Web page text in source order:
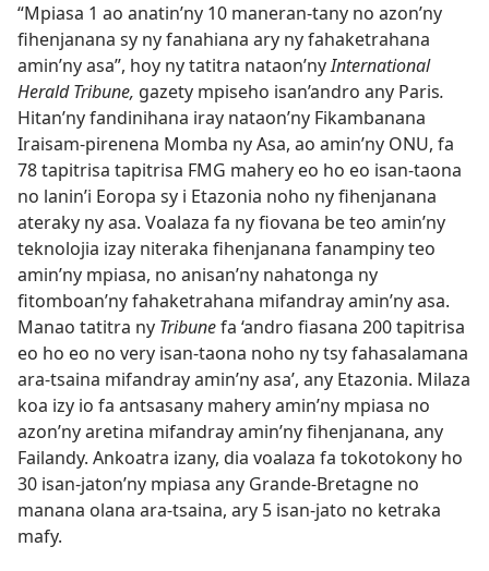
“Mpiasa 1 ao anatin’ny 10 maneran-tany no azon’ny
fihenjanana sy ny fanahiana ary ny fahaketrahana
amin’ny asa”, hoy ny tatitra nataon’nyInternational
Herald Tribune, gazety mpiseho isan’andro any Paris.
Hitan’ny fandinihana iray nataon’ny Fikambanana
Iraisam-pirenena Momba ny Asa, ao amin’ny ONU, fa
78 tapitrisa tapitrisa FMG mahery eo ho eo isan-taona
no lanin’i Eoropa sy i Etazonia noho ny fihenjanana
ateraky ny asa. Voalaza fa ny fiovana be teo amin’ny
teknolojia izay niteraka fihenjanana fanampiny teo
amin’ny mpiasa, no anisan’ny nahatonga ny
fitomboan’ny fahaketrahana mifandray amin’ny asa.
Manao tatitra ny Tribunefa ‘andro fiasana 200 tapitrisa
eo ho eo no very isan-taona noho ny tsy fahasalamana
ara-tsaina mifandray amin’ny asa’, any Etazonia. Milaza
koa izy io fa antsasany mahery amin’ny mpiasa no
azon’ny aretina mifandray amin’ny fihenjanana, any
Failandy. Ankoatra izany, dia voalaza fa tokotokony ho
30 isan-jaton’ny mpiasa any Grande-Bretagne no
manana olana ara-tsaina, ary 5 isan-jato no ketraka
mafy.